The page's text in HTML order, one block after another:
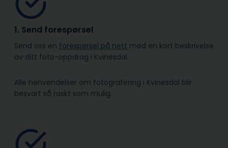
1. Send forespørsel
Send oss en forespørsel på nett med en kort beskrivelse
av ditt foto-oppdrag i Kvinesdal.
Alle henvendelser om fotografering i Kvinesdal blir
besvart så raskt som mulig.